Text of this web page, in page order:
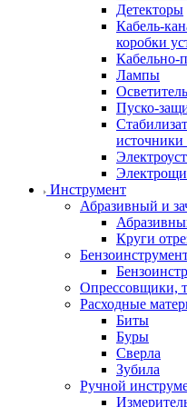
Детекторы
Кабель-
коробки
Кабельно-
Лампы
Пуско-
источники
Инструмент
Абразивный и
Круги
Опрессовщики,
Расходные
Биты
Буры
Сверла
Зубила
Ручной